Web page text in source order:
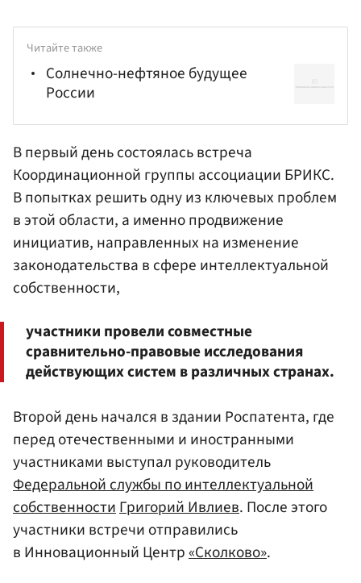
Читайте также
Солнечно-нефтяное будущее
России
В первый день состоялась встреча
Координационной группы ассоциации БРИКС.
В попытках решить одну из ключевых проблем
в этой области, а именно продвижение
инициатив, направленных на изменение
законодательства в сфере интеллектуальной
собственности,
участники провели совместные
сравнительно-правовые исследования
действующих систем в различных странах.
Второй день начался в здании Роспатента, где
перед отечественными и иностранными
участниками выступал руководитель
Федеральной службы по интеллектуальной
собственностиГригорий Ивлиев. После этого
участники встречи отправились
в Инновационный Центр«Сколково».